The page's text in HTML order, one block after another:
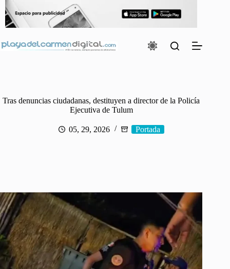
contenido
Tras denuncias ciudadanas, destituyen a director de la Policía
Ejecutiva de Tulum
05, 29, 2026 Portada